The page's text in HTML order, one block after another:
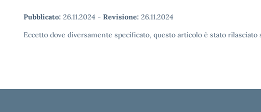
Pubblicato: 26.11.2024 - Revisione: 26.11.2024
Eccetto dove diversamente specificato, questo articolo è stato